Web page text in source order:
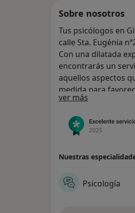
Sobre nosotros
Tus psicólogos en
calle Sta. Eugénia
Con una dilatada
encontrarás un
aquellos aspectos
medida para
ver más
Nuestras
Psicología